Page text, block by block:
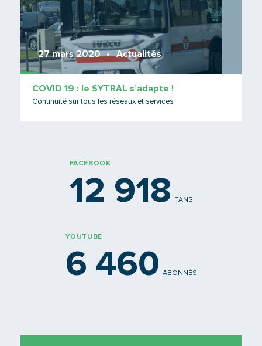
27 mars 2020 Actualités
COVID 19 : le SYTRAL s’adapte !
Continuité sur tous les réseaux et services
FACEBOOK
12 918 FANS
YOUTUBE
6 460 ABONNÉS